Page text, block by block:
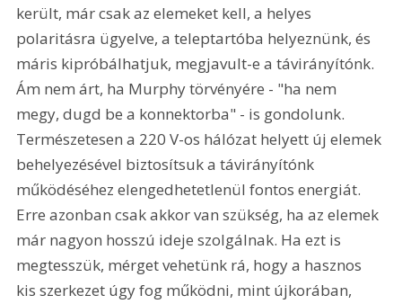
került, már csak az elemeket kell, a helyes
polaritásra ügyelve, a teleptartóba helyeznünk, és
máris kipróbálhatjuk, megjavult-e a távirányítónk.
Ám nem árt, ha Murphy törvényére - "ha nem
megy, dugd be a konnektorba" - is gondolunk.
Természetesen a 220 V-os hálózat helyett új elemek
behelyezésével biztosítsuk a távirányítónk
működéséhez elengedhetetlenül fontos energiát.
Erre azonban csak akkor van szükség, ha az elemek
már nagyon hosszú ideje szolgálnak. Ha ezt is
megtesszük, mérget vehetünk rá, hogy a hasznos
kis szerkezet úgy fog működni, mint újkorában,